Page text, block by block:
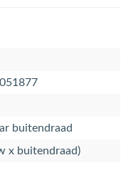
buitendraad
x buitendraad)